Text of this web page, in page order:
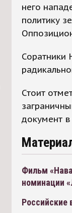
него
политику
Соратники
Стоит
документ в
Фильм
номинации
Российские